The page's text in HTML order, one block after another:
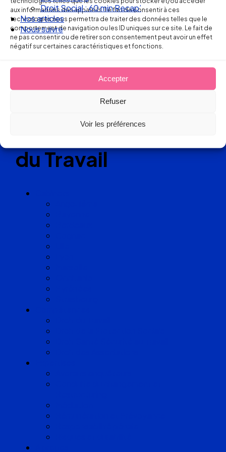
aux informations des appareils. Le fait de consentir à ces
technologies nous permettra de traiter des données telles que le
comportement de navigation ou les ID uniques sur ce site. Le fait de
ne pas consentir ou de retirer son consentement peut avoir un effet
négatif sur certaines caractéristiques et fonctions.
Accepter
Refuser
Voir les préférences
Droit Social : 60 min Recap’
Nos articles
Nous suivre
Réseau
de cabinets
d’avocats
en Droit
du Travail